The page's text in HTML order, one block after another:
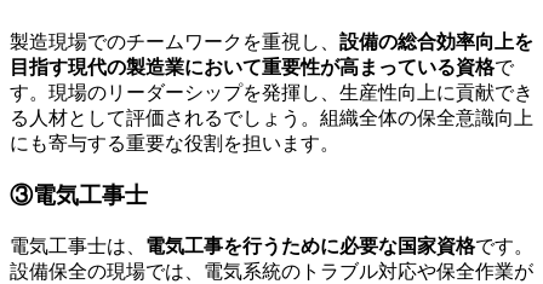
製造現場でのチームワークを重視し、 設備の総合効率向上を
目指す現代の製造業において重要性が高まっている資格で
す。現場のリーダーシップを発揮し、生産性向上に貢献でき
る人材として評価されるでしょう。組織全体の保全意識向上
にも寄与する重要な役割を担います。
③電気工事士
電気工事士は、 電気工事を行うために必要な国家資格です。
設備保全の現場では、電気系統のトラブル対応や保全作業が